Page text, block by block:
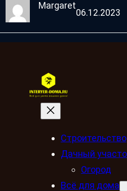
Margaret
06.12.2023
Строительство
Дачный
Огород
Всё для дома